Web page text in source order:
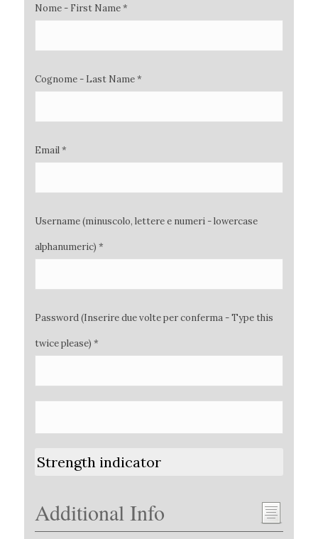
Nome - First Name *
Cognome - Last Name *
Email *
Username (minuscolo, lettere e numeri - lowercase
alphanumeric) *
Password (Inserire due volte per conferma - Type this
twice please) *
Strength indicator
Additional Info